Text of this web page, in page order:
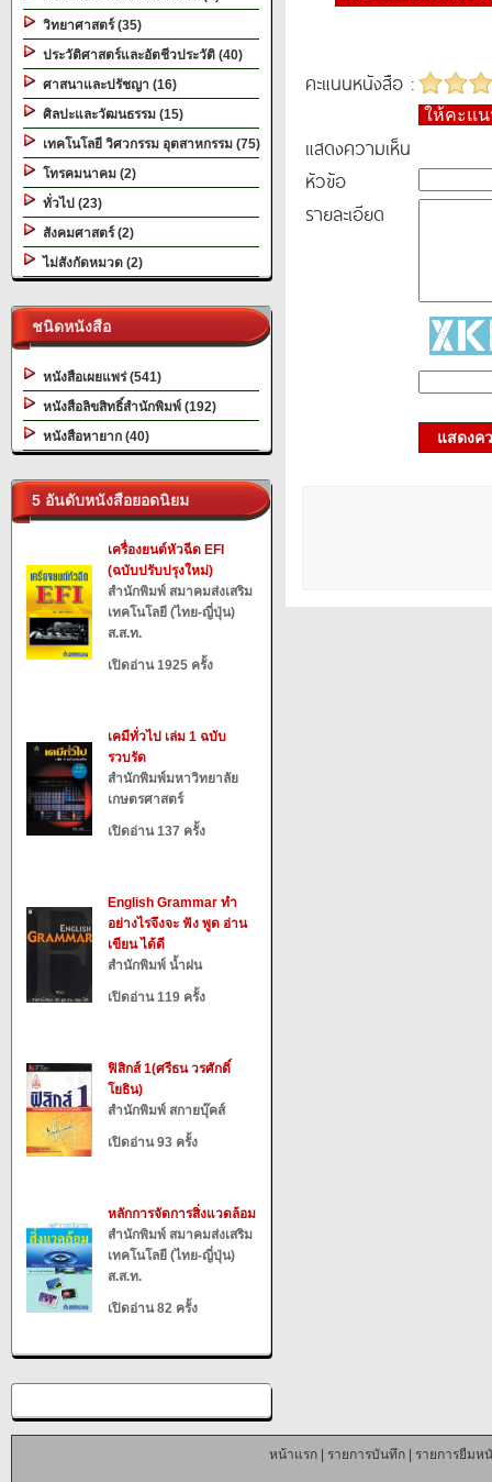
วิทยาศาสตร์ (35)
ประวัติศาสตร์และอัตชีวประวัติ (40)
ศาสนาและปรัชญา (16)
ศิลปะและวัฒนธรรม (15)
เทคโนโลยี วิศวกรรม อุตสาหกรรม (75)
โทรคมนาคม (2)
ทั่วไป (23)
สังคมศาสตร์ (2)
ไม่สังกัดหมวด (2)
ชนิดหนังสือ
หนังสือเผยแพร่ (541)
หนังสือลิขสิทธิ์สำนักพิมพ์ (192)
หนังสือหายาก (40)
5 อันดับหนังสือยอดนิยม
เครื่องยนต์หัวฉีด EFI
(ฉบับปรับปรุงใหม่)
สำนักพิมพ์ สมาคมส่งเสริม
เทคโนโลยี (ไทย-ญี่ปุ่น)
ส.ส.ท.
เปิดอ่าน 1925 ครั้ง
เคมีทั่วไป เล่ม 1 ฉบับ
รวบรัด
สำนักพิมพ์มหาวิทยาลัย
เกษตรศาสตร์
เปิดอ่าน 137 ครั้ง
English Grammar ทำ
อย่างไรจึงจะ ฟัง พูด อ่าน
เขียน ได้ดี
สำนักพิมพ์ น้ำฝน
เปิดอ่าน 119 ครั้ง
ฟิสิกส์ 1(ศรีธน วรศักดิ์
โยธิน)
สำนักพิมพ์ สกายบุ๊คส์
เปิดอ่าน 93 ครั้ง
หลักการจัดการสิ่งแวดล้อม
สำนักพิมพ์ สมาคมส่งเสริม
เทคโนโลยี (ไทย-ญี่ปุ่น)
ส.ส.ท.
เปิดอ่าน 82 ครั้ง
คะแนนหนังสือ :
ให้คะแ
แสดงความเห็น
หัวข้อ
รายละเอียด
แสดงค
หน้าแรก| รายการบันทึก| รายการยืมห